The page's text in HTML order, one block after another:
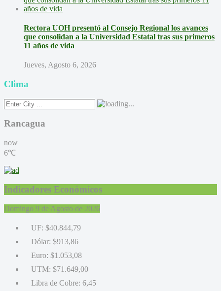
Rectora UOH presentó al Consejo Regional los avances
que consolidan a la Universidad Estatal tras sus primeros
11 años de vida
Jueves, Agosto 6, 2026
Clima
Rancagua
now
6℃
Indicadores Económicos
Domingo 9 de Agosto de 2026
UF: $40.844,79
Dólar: $913,86
Euro: $1.053,08
UTM: $71.649,00
Libra de Cobre: 6,45